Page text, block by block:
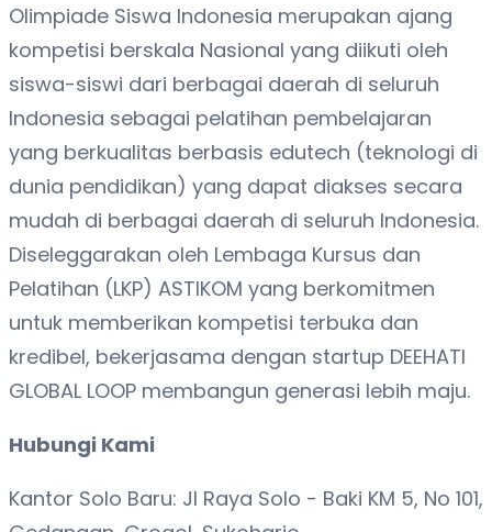
Olimpiade Siswa Indonesia merupakan ajang
kompetisi berskala Nasional yang diikuti oleh
siswa-siswi dari berbagai daerah di seluruh
Indonesia sebagai pelatihan pembelajaran
yang berkualitas berbasis edutech (teknologi di
dunia pendidikan) yang dapat diakses secara
mudah di berbagai daerah di seluruh Indonesia.
Diseleggarakan oleh Lembaga Kursus dan
Pelatihan (LKP) ASTIKOM yang berkomitmen
untuk memberikan kompetisi terbuka dan
kredibel, bekerjasama dengan startup DEEHATI
GLOBAL LOOP membangun generasi lebih maju.
Hubungi Kami
Kantor Solo Baru: Jl Raya Solo - Baki KM 5, No 101,